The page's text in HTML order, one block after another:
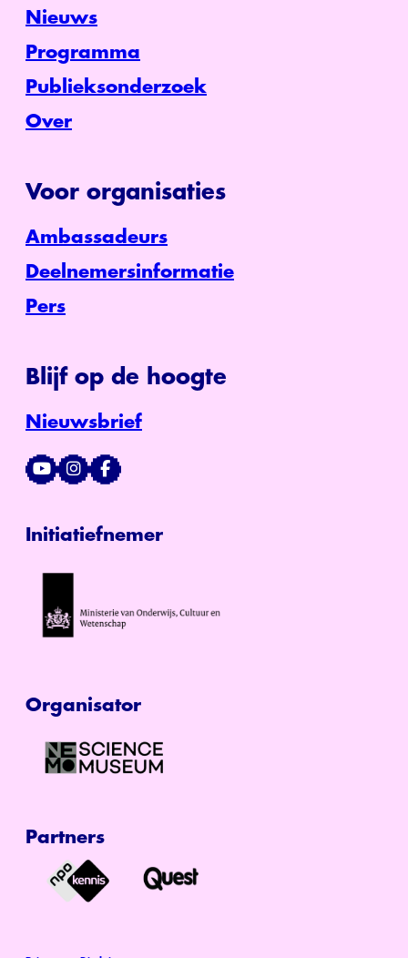
Nieuws
Programma
Publieksonderzoek
Over
Voor organisaties
Ambassadeurs
Deelnemersinformatie
Pers
Blijf op de hoogte
Nieuwsbrief
Initiatiefnemer
Organisator
Partners